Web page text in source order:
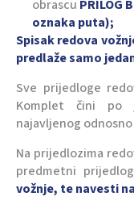
obrascu PRILOG
oznaka puta);
Spisak redova
predlaže samo
Sve prijedloge
Komplet čini po
najavljenog
Na prijedlozima
predmetni prijedlog
vožnje, te navesti